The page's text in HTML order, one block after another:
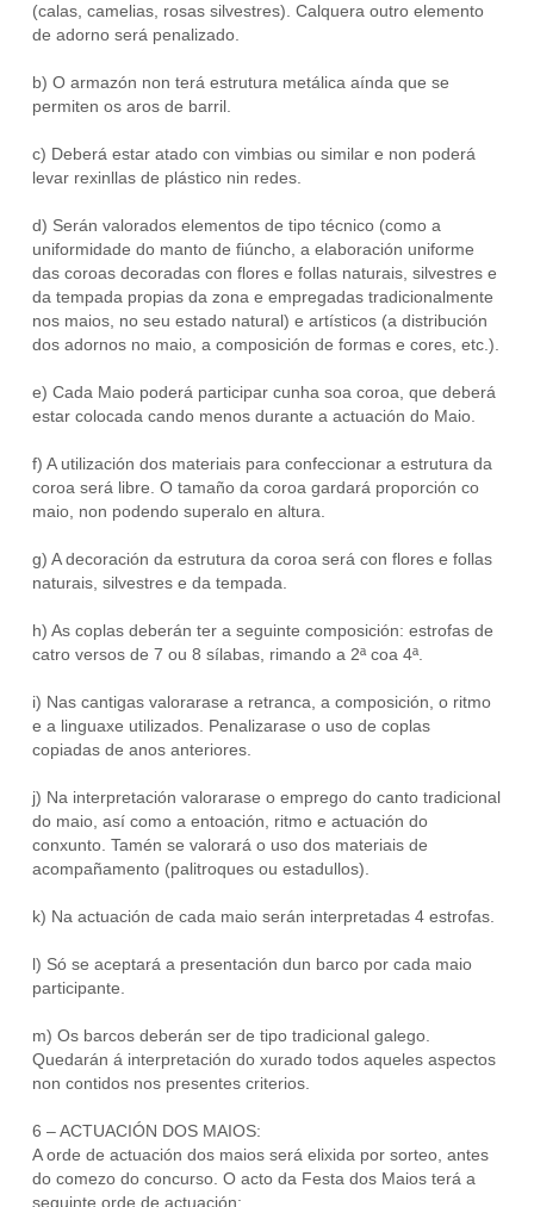
(calas, camelias, rosas silvestres). Calquera outro elemento
de adorno será penalizado.
b) O armazón non terá estrutura metálica aínda que se
permiten os aros de barril.
c) Deberá estar atado con vimbias ou similar e non poderá
levar rexinllas de plástico nin redes.
d) Serán valorados elementos de tipo técnico (como a
uniformidade do manto de fiúncho, a elaboración uniforme
das coroas decoradas con flores e follas naturais, silvestres e
da tempada propias da zona e empregadas tradicionalmente
nos maios, no seu estado natural) e artísticos (a distribución
dos adornos no maio, a composición de formas e cores, etc.).
e) Cada Maio poderá participar cunha soa coroa, que deberá
estar colocada cando menos durante a actuación do Maio.
f) A utilización dos materiais para confeccionar a estrutura da
coroa será libre. O tamaño da coroa gardará proporción co
maio, non podendo superalo en altura.
g) A decoración da estrutura da coroa será con flores e follas
naturais, silvestres e da tempada.
h) As coplas deberán ter a seguinte composición: estrofas de
catro versos de 7 ou 8 sílabas, rimando a 2ª coa 4ª.
i) Nas cantigas valorarase a retranca, a composición, o ritmo
e a linguaxe utilizados. Penalizarase o uso de coplas
copiadas de anos anteriores.
j) Na interpretación valorarase o emprego do canto tradicional
do maio, así como a entoación, ritmo e actuación do
conxunto. Tamén se valorará o uso dos materiais de
acompañamento (palitroques ou estadullos).
k) Na actuación de cada maio serán interpretadas 4 estrofas.
l) Só se aceptará a presentación dun barco por cada maio
participante.
m) Os barcos deberán ser de tipo tradicional galego.
Quedarán á interpretación do xurado todos aqueles aspectos
non contidos nos presentes criterios.
6 – ACTUACIÓN DOS MAIOS:
A orde de actuación dos maios será elixida por sorteo, antes
do comezo do concurso. O acto da Festa dos Maios terá a
seguinte orde de actuación: